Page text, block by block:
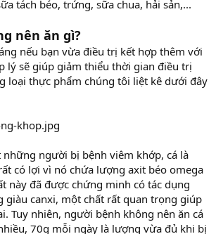
tách béo, trứng, sữa chua, hải sản,...
nên ăn gì?
nếu bạn vừa điều trị kết hợp thêm với
lý sẽ giúp giảm thiểu thời gian điều trị
loại thực phẩm chúng tôi liệt kê dưới đây
người bị bệnh viêm khớp, cá là
có lợi vì nó chứa lượng axit béo omega
này đã được chứng minh có tác dụng
giàu canxi, một chất rất quan trọng giúp
Tuy nhiên, người bệnh không nên ăn cá
70g mỗi ngày là lượng vừa đủ khi bị